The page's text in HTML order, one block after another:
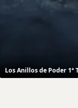
Los Anillos de Poder 1ª